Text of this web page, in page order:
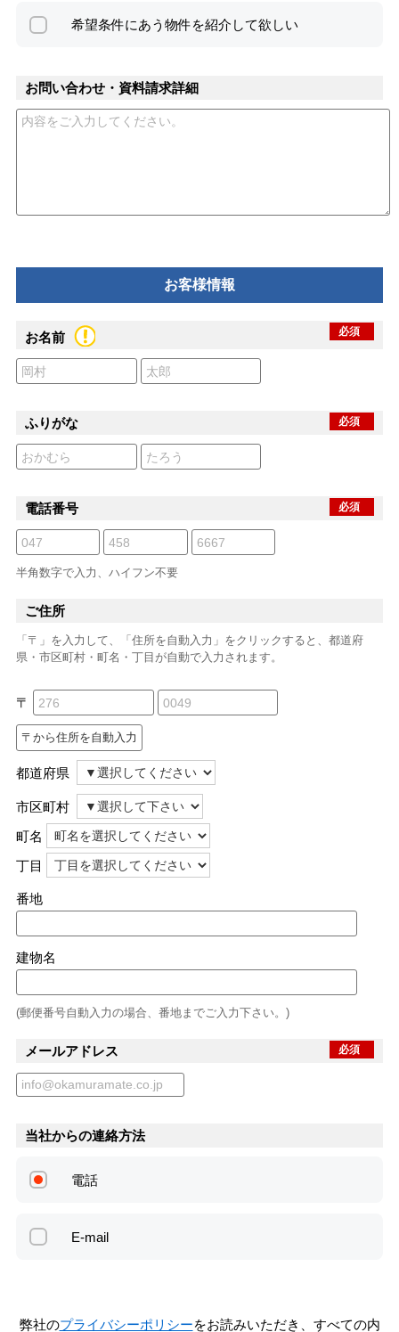
希望条件にあう物件を紹介して欲しい
お問い合わせ・資料請求詳細
お客様情報
お名前 必須
ふりがな 必須
電話番号 必須
半角数字で入力、ハイフン不要
ご住所
「〒」を入力して、「住所を自動入力」をクリックすると、都道府
県・市区町村・町名・丁目が自動で入力されます。
〒
都道府県
市区町村
町名
丁目
番地
建物名
(郵便番号自動入力の場合、番地までご入力下さい。)
メールアドレス 必須
当社からの連絡方法
電話
E-mail
弊社のプライバシーポリシーをお読みいただき、すべての内